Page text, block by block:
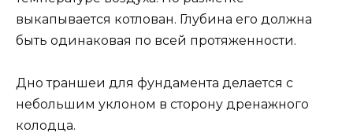
выкапывается котлован. Глубина его должна
быть одинаковая по всей протяженности.
Дно траншеи для фундамента делается с
небольшим уклоном в сторону дренажного
колодца.